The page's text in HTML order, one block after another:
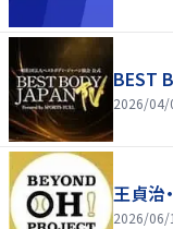
BEST
2026/04/
王貞治
2026/06/